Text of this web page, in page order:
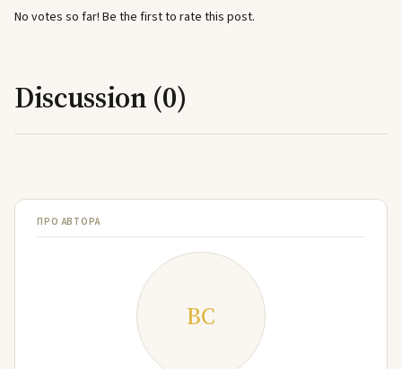
No votes so far! Be the first to rate this post.
Discussion (0)
ПРО АВТОРА
ВС